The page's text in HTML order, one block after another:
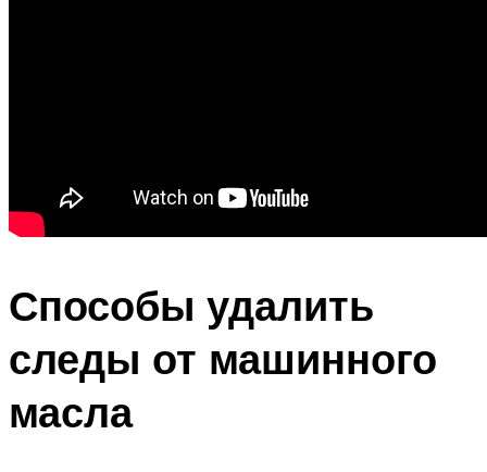
Способы удалить
следы от машинного
масла